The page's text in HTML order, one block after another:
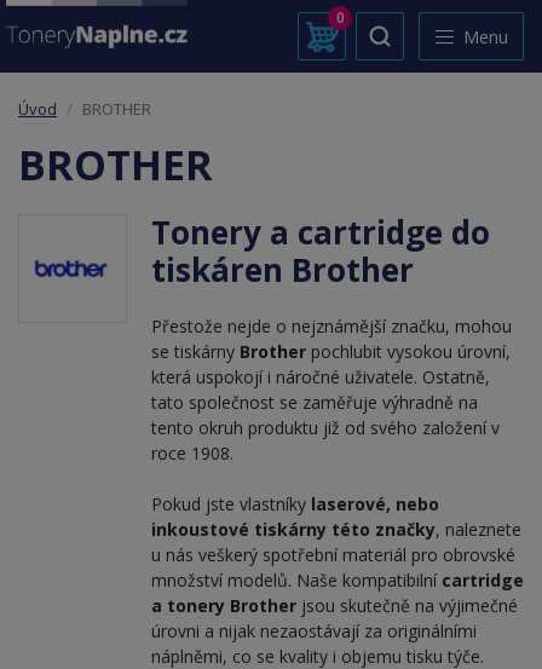
0
Menu
Úvod BROTHER
BROTHER
Tonery a cartridge do
tiskáren Brother
Přestože nejde o nejznámější značku, mohou
se tiskárny Brother pochlubit vysokou úrovní,
která uspokojí i náročné uživatele. Ostatně,
tato společnost se zaměřuje výhradně na
tento okruh produktu již od svého založení v
roce 1908.
Pokud jste vlastníky laserové, nebo
inkoustové tiskárny této značky, naleznete
u nás veškerý spotřební materiál pro obrovské
množství modelů. Naše kompatibilní cartridge
a tonery Brother jsou skutečně na výjimečné
úrovni a nijak nezaostávají za originálními
náplněmi, co se kvality i objemu tisku týče.